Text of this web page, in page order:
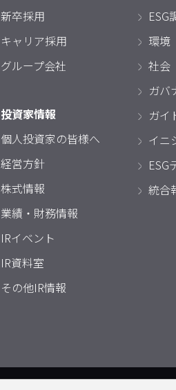
新卒採用
キャリア採用
グループ会社
投資家情報
個人投資家の皆様へ
経営方針
株式情報
業績・財務情報
IRイベント
IR資料室
その他IR情報
ESG
環境
社会
ガバ
ガイ
イニ
ESG
統合